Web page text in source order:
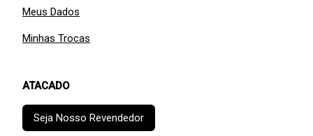
Meus Dados
Minhas Trocas
ATACADO
Seja Nosso Revendedor